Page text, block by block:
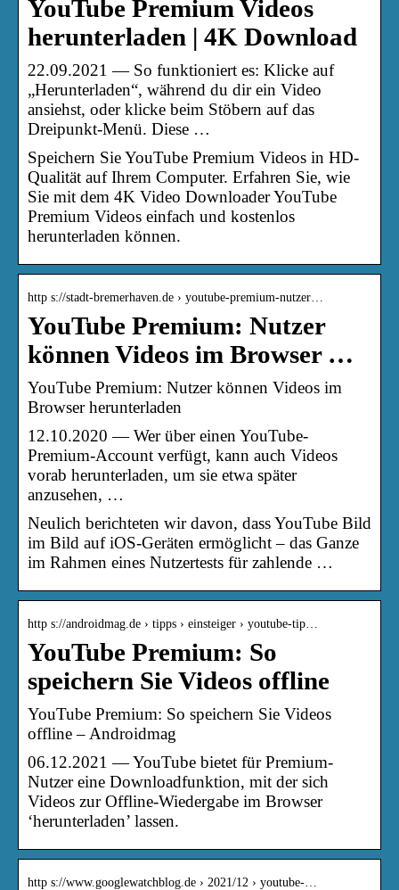
YouTube Premium Videos
herunterladen | 4K Download
22.09.2021 — So funktioniert es: Klicke auf
„Herunterladen“, während du dir ein Video
ansiehst, oder klicke beim Stöbern auf das
Dreipunkt-Menü. Diese …
Speichern Sie YouTube Premium Videos in HD-
Qualität auf Ihrem Computer. Erfahren Sie, wie
Sie mit dem 4K Video Downloader YouTube
Premium Videos einfach und kostenlos
herunterladen können.
http s://stadt-bremerhaven.de › youtube-premium-nutzer…
YouTube Premium: Nutzer
können Videos im Browser …
YouTube Premium: Nutzer können Videos im
Browser herunterladen
12.10.2020 — Wer über einen YouTube-
Premium-Account verfügt, kann auch Videos
vorab herunterladen, um sie etwa später
anzusehen, …
Neulich berichteten wir davon, dass YouTube Bild
im Bild auf iOS-Geräten ermöglicht – das Ganze
im Rahmen eines Nutzertests für zahlende …
http s://androidmag.de › tipps › einsteiger › youtube-tip…
YouTube Premium: So
speichern Sie Videos offline
YouTube Premium: So speichern Sie Videos
offline – Androidmag
06.12.2021 — YouTube bietet für Premium-
Nutzer eine Downloadfunktion, mit der sich
Videos zur Offline-Wiedergabe im Browser
‘herunterladen’ lassen.
http s://www.googlewatchblog.de › 2021/12 › youtube-…